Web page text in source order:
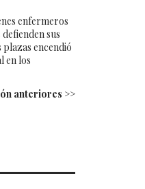
enfermeros
sus
plazas encendió
en los
anteriores >>